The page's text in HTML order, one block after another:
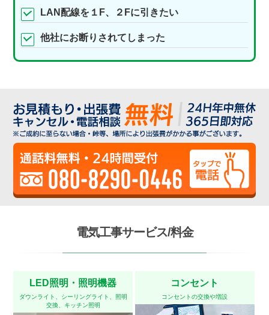
LAN配線を１F、２Fに引きたい
他社にお断りされてしまった
電気工事サービス/料金
LED照明・照明機器
ダウンライト、シーリングライト、照明
交換、キッチン照明
コンセント
コンセントの交換や増設